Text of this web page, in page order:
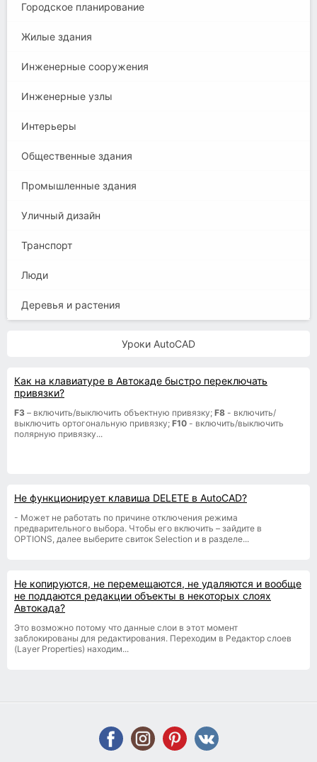
Городское планирование
Жилые здания
Инженерные сооружения
Инженерные узлы
Интерьеры
Общественные здания
Промышленные здания
Уличный дизайн
Транспорт
Люди
Деревья и растения
Уроки AutoCAD
Как на клавиатуре в Автокаде быстро переключать
привязки?
F3 – включить/выключить объектную привязку; F8 - включить/
выключить ортогональную привязку; F10 - включить/выключить
полярную привязку...
Не функционирует клавиша DELETE в AutoCAD?
- Может не работать по причине отключения режима
предварительного выбора. Чтобы его включить – зайдите в
OPTIONS, далее выберите свиток Selection и в разделе...
Не копируются, не перемещаются, не удаляются и вообще
не поддаются редакции объекты в некоторых слоях
Автокада?
Это возможно потому что данные слои в этот момент
заблокированы для редактирования. Переходим в Редактор слоев
(Layer Properties) находим...